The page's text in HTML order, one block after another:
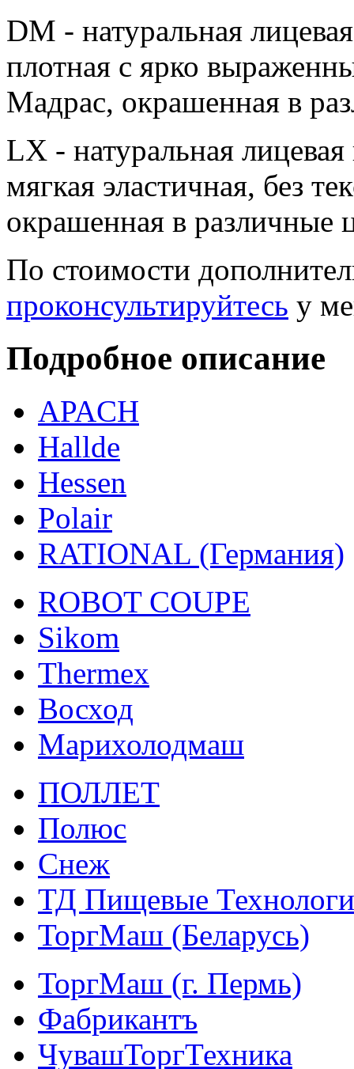
DM - натуральная
плотная c ярко
Мадрас, окрашенная в
LX - натуральная
мягкая эластичная, без
окрашенная в различные
По стоимости
проконсультируйтесь у
Подробное описание
APACH
Hallde
Hessen
Polair
RATIONAL (Германия)
ROBOT COUPE
Sikom
Thermex
Восход
Марихолодмаш
ПОЛЛЕТ
Полюс
Снеж
ТД Пищевые
ТоргМаш (Беларусь)
ТоргМаш (г. Пермь)
Фабрикантъ
ЧувашТоргТехника